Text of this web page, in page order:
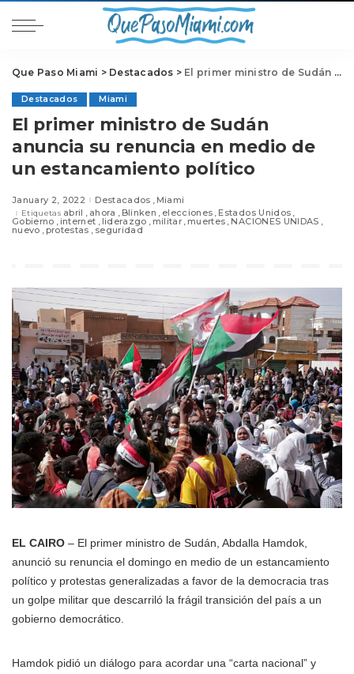
Que Paso Miami > Destacados > El primer ministro de Sudán anuncia su renuncia en medio de un estancamiento político
Destacados Miami
El primer ministro de Sudán
anuncia su renuncia en medio de
un estancamiento político
January 2, 2022 Destacados Miami
Etiquetas abril ahora Blinken elecciones Estados Unidos
Gobierno internet liderazgo militar muertes NACIONES UNIDAS
nuevo protestas seguridad
EL CAIRO – El primer ministro de Sudán, Abdalla Hamdok,
anunció su renuncia el domingo en medio de un estancamiento
político y protestas generalizadas a favor de la democracia tras
un golpe militar que descarriló la frágil transición del país a un
gobierno democrático.
Hamdok pidió un diálogo para acordar una “carta nacional” y